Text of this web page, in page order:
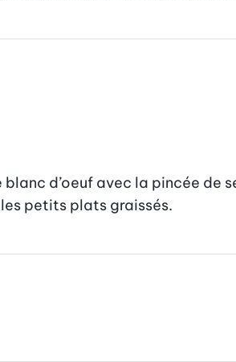
blanc d’oeuf avec la pincée de
petits plats graissés.